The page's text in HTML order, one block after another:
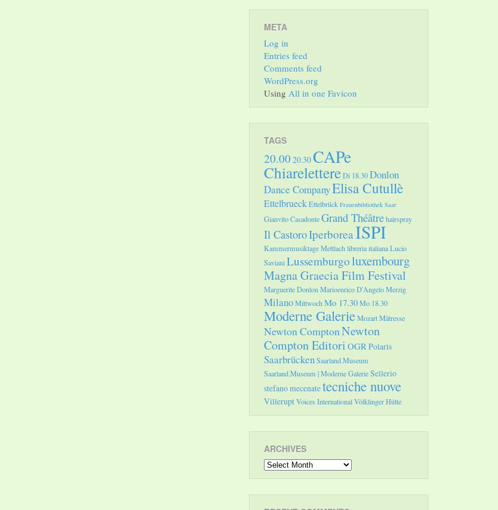
META
Log in
Entries feed
Comments feed
WordPress.org
Using All in one Favicon
TAGS
20.00 20.30CAPe
ChiarelettereDi 18.30Donlon
Dance CompanyElisa Cutullè
EttelbrueckEttelbrück Frauenbibliothek Saar
Gianvito CasadonteGrand Théâtrehairspray
Il CastoroIperboreaISPI
Kammermusiktage Mettlachlibreria italianaLucio
SavianiLussemburgoluxembourg
Magna Graecia Film Festival
Marguerite DonlonMarioenrico D'AngeloMerzig
MilanoMittwochMo 17.30Mo 18.30
Moderne GalerieMozartMätresse
Newton ComptonNewton
Compton Editori OGRPolaris
SaarbrückenSaarland.Museum
Saarland.Museum | Moderne GalerieSellerio
stefano mecenatetecniche nuove
VilleruptVoices InternationalVölklinger Hütte
ARCHIVES
Archives